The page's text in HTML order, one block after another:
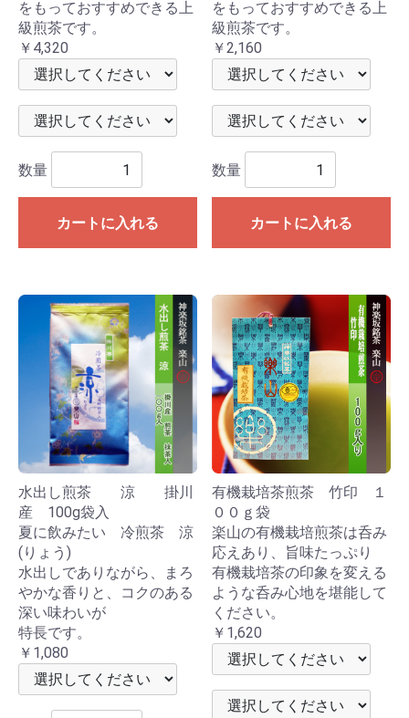
をもっておすすめできる上
級煎茶です。
￥4,320
数量
カートに入れる
をもっておすすめできる上
級煎茶です。
￥2,160
数量
カートに入れる
水出し煎茶 涼 掛川
産 100g袋入
夏に飲みたい 冷煎茶 涼
(りょう)
水出しでありながら、まろ
やかな香りと、コクのある
深い味わいが
特長です。
￥1,080
有機栽培茶煎茶 竹印 １
００ｇ袋
楽山の有機栽培煎茶は呑み
応えあり、旨味たっぷり
有機栽培茶の印象を変える
ような呑み心地を堪能して
ください。
￥1,620